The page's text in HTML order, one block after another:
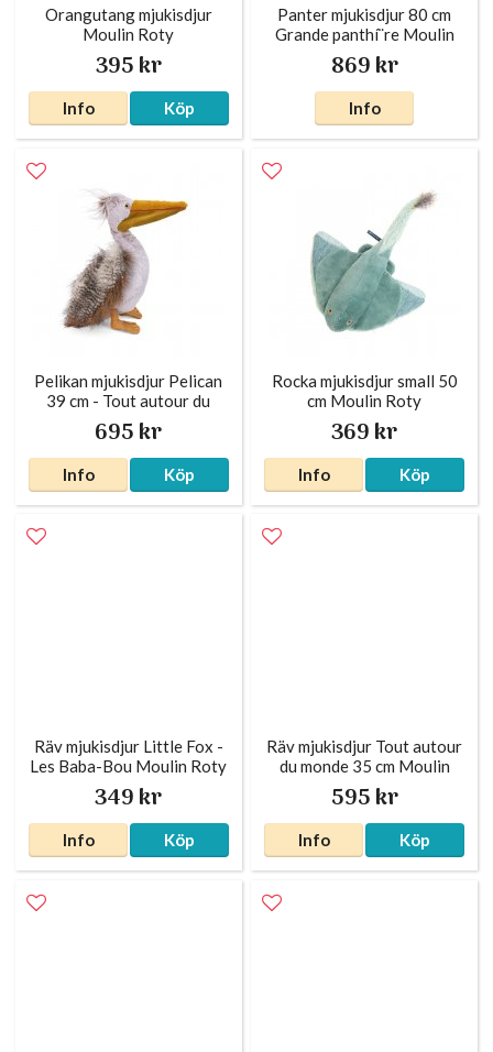
Orangutang mjukisdjur
Moulin Roty
395 kr
Info Köp
Panter mjukisdjur 80 cm
Grande panthí¨re Moulin
Roty
869 kr
Info
Pelikan mjukisdjur Pelican
39 cm - Tout autour du
monde Moulin Roty
695 kr
Info Köp
Rocka mjukisdjur small 50
cm Moulin Roty
369 kr
Info Köp
Räv mjukisdjur Little Fox -
Les Baba-Bou Moulin Roty
349 kr
Info Köp
Räv mjukisdjur Tout autour
du monde 35 cm Moulin
Roty
595 kr
Info Köp